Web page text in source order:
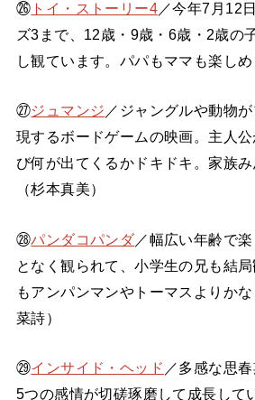
㉖ トイ・ストーリー4／今年7月12
ズ3まで、12歳・9歳・6歳・2歳の
し観ています。パパもママも楽しめ
㉗ジュマンジ ／ジャングルや動物
現するボードゲームの映画。主人
び何が出てくるかドキドキ。家族
（杉本真美）
㉘パンダコパンダ／幅広い年齢で
となく観られて、小学生の兄も結
もアンパンマンやトーマスよりか
菜詩）
㉙インサイド・ヘッド ／多感な思
5つの感情が切磋琢磨して成長して